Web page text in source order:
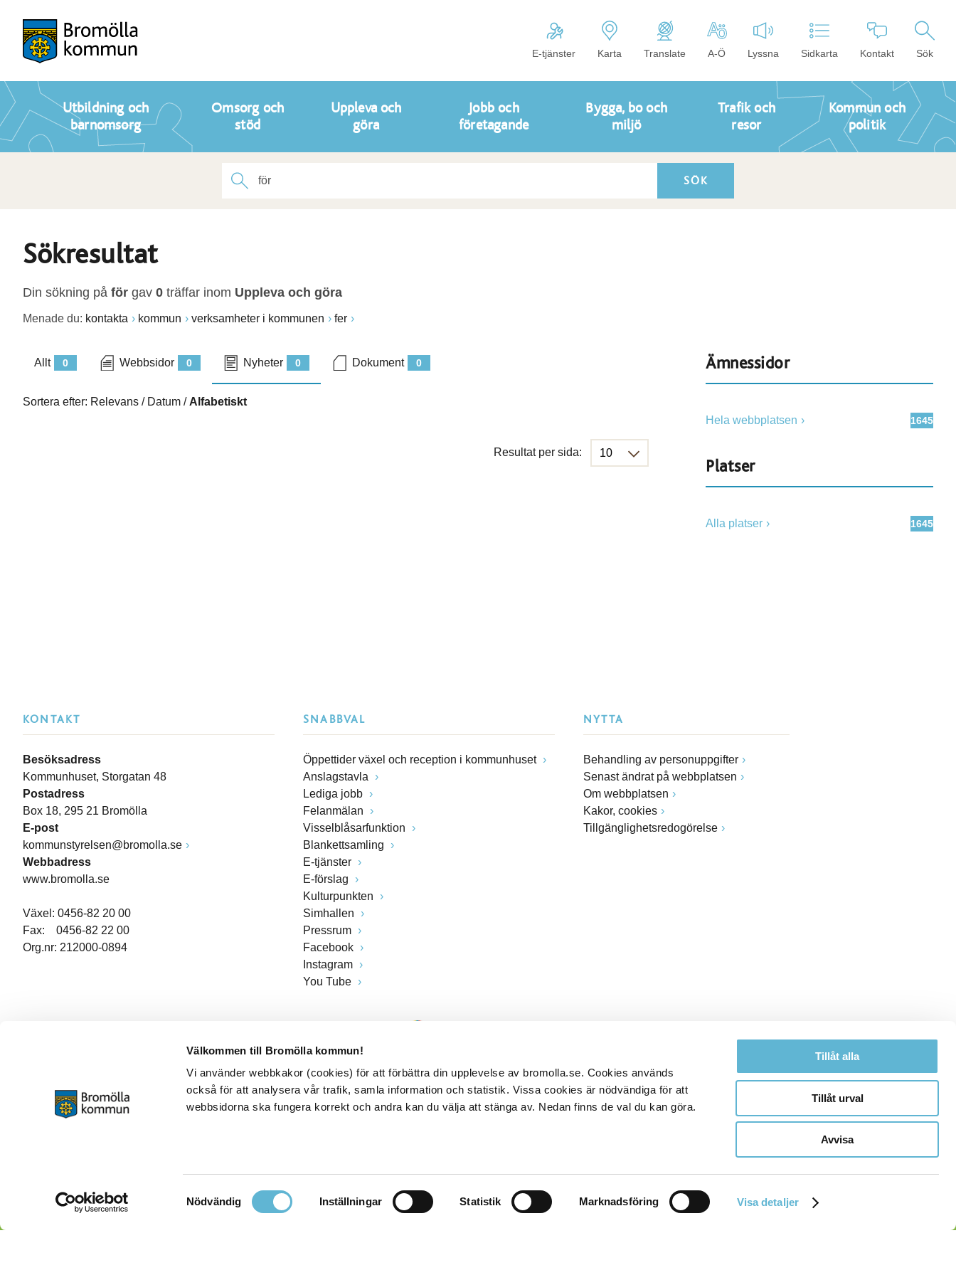
Välkommen till Bromölla kommun!
Vi använder webbkakor (cookies) för att förbättra din upplevelse av bromolla.se. Cookies används
också för att analysera vår trafik, samla information och statistik. Vissa cookies är nödvändiga för att
webbsidorna ska fungera korrekt och andra kan du välja att stänga av. Nedan finns de val du kan göra.
Samtyckesval
Nödvändig Inställningar Statistik Marknadsföring Visa detaljer
Tillåt alla
Tillåt urval
Avvisa
E-tjänster Karta Translate A-Ö Lyssna Sidkarta Kontakt Sök
Utbildning och
barnomsorg
Omsorg och
stöd
Uppleva och
göra
Jobb och
företagande
Bygga, bo och
miljö
Trafik och
resor
Kommun och
politik
Sökresultat
Din sökning på för gav 0 träffar inom Uppleva och göra
Menade du: kontakta kommun verksamheter i kommunen fer
0
Allt 0
Webbsidor 0
Nyheter 0
Dokument
Sortera efter: Relevans / Datum / Alfabetiskt
Resultat per sida:
Ämnessidor
1645
Hela webbplatsen
Platser
1645
Alla platser
KONTAKT
Besöksadress
Kommunhuset, Storgatan 48
Postadress
Box 18, 295 21 Bromölla
E-post
kommunstyrelsen@bromolla.se
Webbadress
www.bromolla.se
Växel: 0456-82 20 00
Fax: 0456-82 22 00
Org.nr: 212000-0894
SNABBVAL
Öppettider växel och reception i kommunhuset
Anslagstavla
Lediga jobb
Felanmälan
Visselblåsarfunktion
Blankettsamling
E-tjänster
E-förslag
Kulturpunkten
Simhallen
Pressrum
Facebook
Instagram
You Tube
NYTTA
Behandling av personuppgifter
Senast ändrat på webbplatsen
Om webbplatsen
Kakor, cookies
Tillgänglighetsredogörelse